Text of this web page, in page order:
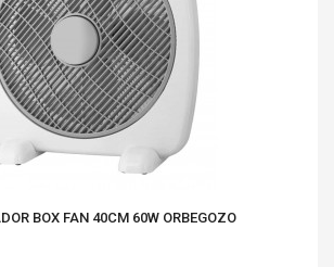
BOX FAN 40CM 60W ORBEGOZO